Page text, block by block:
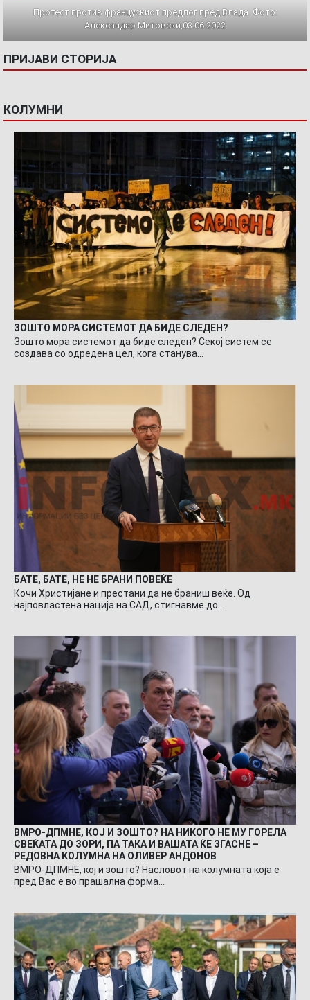
Протест против францускиот предлог пред Влада. Фото:
Александар Митовски,03.06.2022
ПРИЈАВИ СТОРИЈА
КОЛУМНИ
ЗОШТО МОРА СИСТЕМОТ ДА БИДЕ СЛЕДЕН?
Зошто мора системот да биде следен? Секој систем се
создава со одредена цел, кога станува…
БАТЕ, БАТЕ, НЕ НЕ БРАНИ ПОВЕЌЕ
Кочи Христијане и престани да не браниш веќе. Од
најповластена нација на САД, стигнавме до…
ВМРО-ДПМНЕ, КОЈ И ЗОШТО? НА НИКОГО НЕ МУ ГОРЕЛА
СВЕЌАТА ДО ЗОРИ, ПА ТАКА И ВАШАТА ЌЕ ЗГАСНЕ –
РЕДОВНА КОЛУМНА НА ОЛИВЕР АНДОНОВ
ВМРО-ДПМНЕ, кој и зошто? Насловот на колумната која е
пред Вас е во прашална форма…